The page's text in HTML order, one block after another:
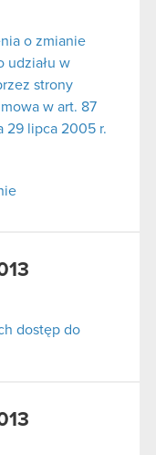
o zmianie
udziału w
strony
w art. 87
29 lipca 2005 r.
dostęp do